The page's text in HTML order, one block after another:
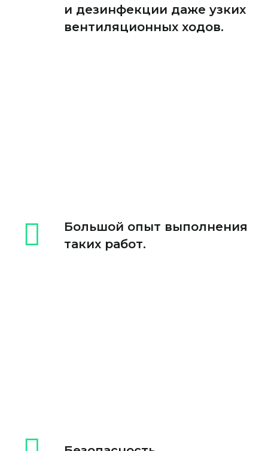
и дезинфекции даже узких
вентиляционных ходов.
Большой опыт выполнения
таких работ.